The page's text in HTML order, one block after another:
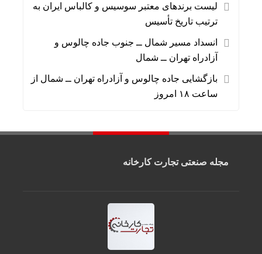
لیست برندهای معتبر سوسیس و کالباس ایران به
ترتیب تاریخ تأسیس
انسداد مسیر شمال ــ جنوب جاده چالوس و
آزادراه تهران ــ شمال
بازگشایی جاده چالوس و آزادراه تهران ــ شمال از
ساعت ۱۸ امروز
مجله صنعتی تجارت کارخانه